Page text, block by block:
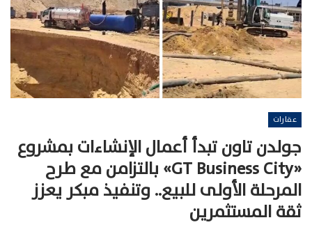
عقارات
جولدن تاون تبدأ أعمال الإنشاءات بمشروع
«GT Business City» بالتزامن مع طرح
المرحلة الأولى للبيع.. وتنفيذ مبكر يعزز
ثقة المستثمرين